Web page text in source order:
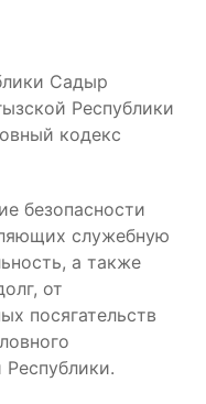
Садыр
Республики
кодекс
безопасности
служебную
а также
от
посягательств
Республики.